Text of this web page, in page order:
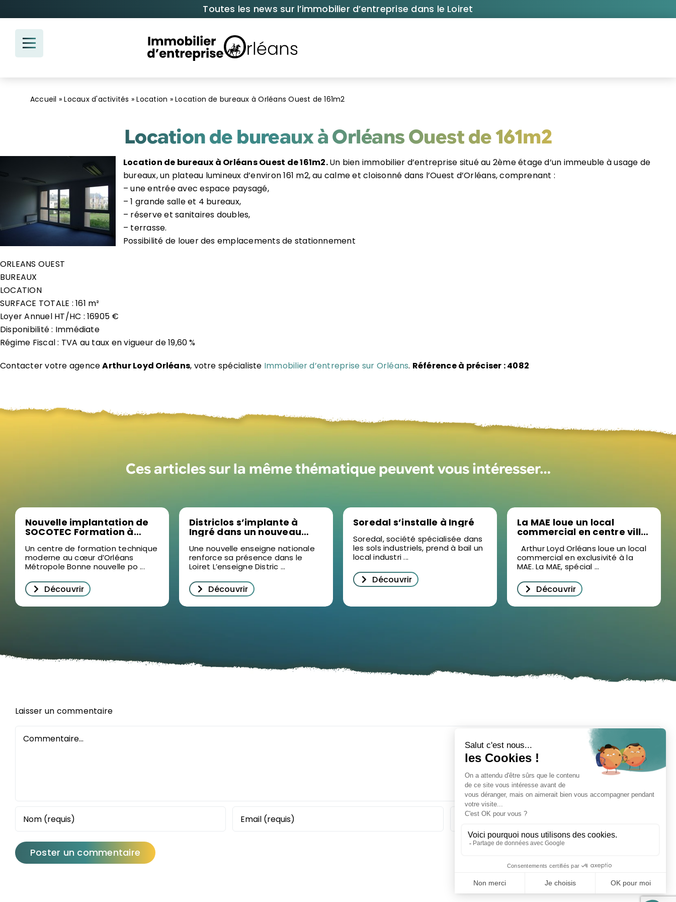
au
contenu
Toutes les news sur l’immobilier d’entreprise dans le Loiret
Accueil »Locaux d'activités »Location »Location de bureaux à Orléans Ouest de 161m2
Location de bureaux à Orléans Ouest de 161m2
Location de bureaux à Orléans Ouest de 161m2.Un bien immobilier d’entreprise situé au 2ème étage d’un immeuble à usage de
bureaux, un plateau lumineux d’environ 161 m2, au calme et cloisonné dans l’Ouest d’Orléans, comprenant :
– une entrée avec espace paysagé,
– 1 grande salle et 4 bureaux,
– réserve et sanitaires doubles,
– terrasse.
Possibilité de louer des emplacements de stationnement
ORLEANS OUEST
BUREAUX
LOCATION
SURFACE TOTALE : 161 m²
Loyer Annuel HT/HC : 16905 €
Disponibilité : Immédiate
Régime Fiscal : TVA au taux en vigueur de 19,60 %
Contacter votre agenceArthur Loyd Orléans, votre spécialiste Immobilier d’entreprise sur Orléans. Référence à préciser : 4082
Ces articles sur la même thématique peuvent vous intéresser…
Nouvelle implantation de
SOCOTEC Formation à
formation professionnelle
dans le Loiret
Un centre de formation technique
moderne au cœur d’Orléans
Métropole Bonne nouvelle po ...
Découvrir
Districlos s’implante à
Ingré dans un nouveau
Une nouvelle enseigne nationale
renforce sa présence dans le
Loiret L’enseigne Distric ...
Découvrir
Soredal s’installe à Ingré
Soredal, société spécialisée dans
les sols industriels, prend à bail un
local industri ...
Découvrir
La MAE loue un local
commercial en centre ville
Arthur Loyd Orléans loue un local
commercial en exclusivité à la
MAE. La MAE, spécial ...
Découvrir
Laisser un commentaire